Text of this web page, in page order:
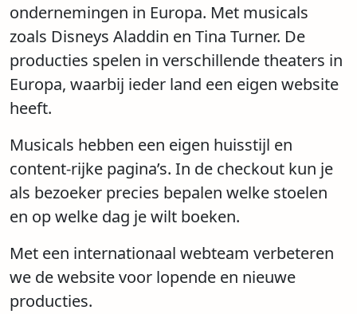
ondernemingen in Europa. Met musicals
zoals Disneys Aladdin en Tina Turner. De
producties spelen in verschillende theaters in
Europa, waarbij ieder land een eigen website
heeft.
Musicals hebben een eigen huisstijl en
content-rijke pagina’s. In de checkout kun je
als bezoeker precies bepalen welke stoelen
en op welke dag je wilt boeken.
Met een internationaal webteam verbeteren
we de website voor lopende en nieuwe
producties.